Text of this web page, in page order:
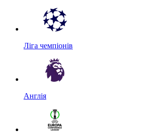
Ліга чемпіонів
Англія